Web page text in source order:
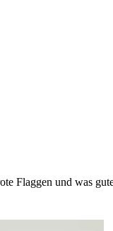
Flaggen und was